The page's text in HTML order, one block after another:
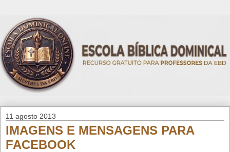
11 agosto 2013
IMAGENS E MENSAGENS PARA
FACEBOOK